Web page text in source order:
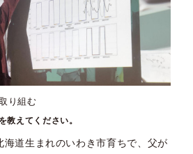
り組む
教えてください。
道生まれのいわき市育ちで、父が